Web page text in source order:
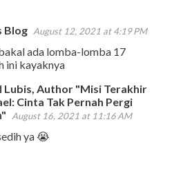
Blog August 12, 2021 at 4:19 PM
ada lomba-lomba 17
ini kayaknya
Lubis, Author "Misi Terakhir
Cinta Tak Pernah Pergi
August 16, 2021 at 11:16 AM
ya 😭